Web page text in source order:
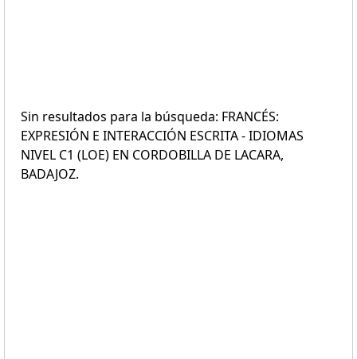
Sin resultados para la búsqueda: FRANCÉS:
EXPRESIÓN E INTERACCIÓN ESCRITA - IDIOMAS
NIVEL C1 (LOE) EN CORDOBILLA DE LACARA,
BADAJOZ.